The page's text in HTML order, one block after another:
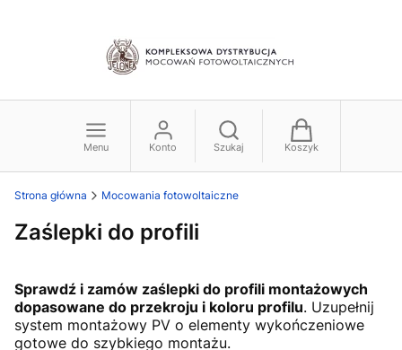
Menu Konto Szukaj Koszyk
Strona główna Mocowania fotowoltaiczne
Zaślepki do profili
Sprawdź i zamów zaślepki do profili montażowych
dopasowane do przekroju i koloru profilu. Uzupełnij
system montażowy PV o elementy wykończeniowe
gotowe do szybkiego montażu.